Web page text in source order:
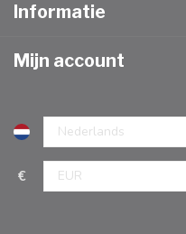
Informatie
Mijn account
€